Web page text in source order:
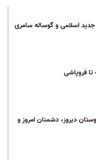
اسلامی و گوساله سامری
تا فروپاشی
دیروز، دشمنان امروز و